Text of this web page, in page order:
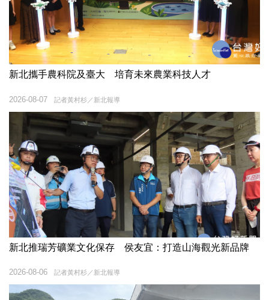
新北攜手農科院及臺大 培育未來農業科技人才
記者黃村杉／新北報導
2026-08-07
新北推瑞芳礦業文化保存 侯友宜：打造山海觀光新品牌
記者黃村杉／新北報導
2026-08-06